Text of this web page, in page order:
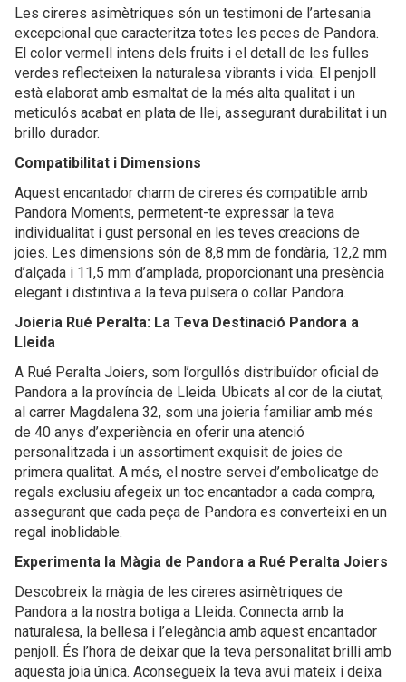
Les cireres asimètriques són un testimoni de l’artesania
excepcional que caracteritza totes les peces de Pandora.
El color vermell intens dels fruits i el detall de les fulles
verdes reflecteixen la naturalesa vibrants i vida. El penjoll
està elaborat amb esmaltat de la més alta qualitat i un
meticulós acabat en plata de llei, assegurant durabilitat i un
brillo durador.
Compatibilitat i Dimensions
Aquest encantador charm de cireres és compatible amb
Pandora Moments, permetent-te expressar la teva
individualitat i gust personal en les teves creacions de
joies. Les dimensions són de 8,8 mm de fondària, 12,2 mm
d’alçada i 11,5 mm d’amplada, proporcionant una presència
elegant i distintiva a la teva pulsera o collar Pandora.
Joieria Rué Peralta: La Teva Destinació Pandora a
Lleida
A Rué Peralta Joiers, som l’orgullós distribuïdor oficial de
Pandora a la província de Lleida. Ubicats al cor de la ciutat,
al carrer Magdalena 32, som una joieria familiar amb més
de 40 anys d’experiència en oferir una atenció
personalitzada i un assortiment exquisit de joies de
primera qualitat. A més, el nostre servei d’embolicatge de
regals exclusiu afegeix un toc encantador a cada compra,
assegurant que cada peça de Pandora es converteixi en un
regal inoblidable.
Experimenta la Màgia de Pandora a Rué Peralta Joiers
Descobreix la màgia de les cireres asimètriques de
Pandora a la nostra botiga a Lleida. Connecta amb la
naturalesa, la bellesa i l’elegància amb aquest encantador
penjoll. És l’hora de deixar que la teva personalitat brilli amb
aquesta joia única. Aconsegueix la teva avui mateix i deixa